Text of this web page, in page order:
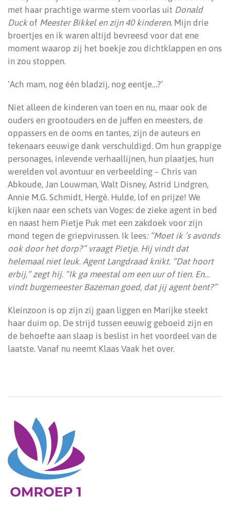
met haar prachtige warme stem voorlas uit Donald
Duckof Meester Bikkel en zijn 40 kinderen. Mijn drie
broertjes en ik waren altijd bevreesd voor dat ene
moment waarop zij het boekje zou dichtklappen en ons
in zou stoppen.
‘Ach mam, nog één bladzij, nog eentje…?’
Niet alleen de kinderen van toen en nu, maar ook de
ouders en grootouders en de juffen en meesters, de
oppassers en de ooms en tantes, zijn de auteurs en
tekenaars eeuwige dank verschuldigd. Om hun grappige
personages, inlevende verhaallijnen, hun plaatjes, hun
werelden vol avontuur en verbeelding – Chris van
Abkoude, Jan Louwman, Walt Disney, Astrid Lindgren,
Annie M.G. Schmidt, Hergé. Hulde, lof en prijze! We
kijken naar een schets van Voges: de zieke agent in bed
en naast hem Pietje Puk met een zakdoek voor zijn
mond tegen de griepvirussen. Ik lees: “Moet ik ’s avonds
ook door het dorp?” vraagt Pietje. Hij vindt dat
helemaal niet leuk. Agent Langdraad knikt. “Dat hoort
erbij,” zegt hij. “Ik ga meestal om een uur of tien. En…
vindt burgemeester Bazeman goed, dat jij agent bent?”
Kleinzoon is op zijn zij gaan liggen en Marijke steekt
haar duim op. De strijd tussen eeuwig geboeid zijn en
de behoefte aan slaap is beslist in het voordeel van de
laatste. Vanaf nu neemt Klaas Vaak het over.